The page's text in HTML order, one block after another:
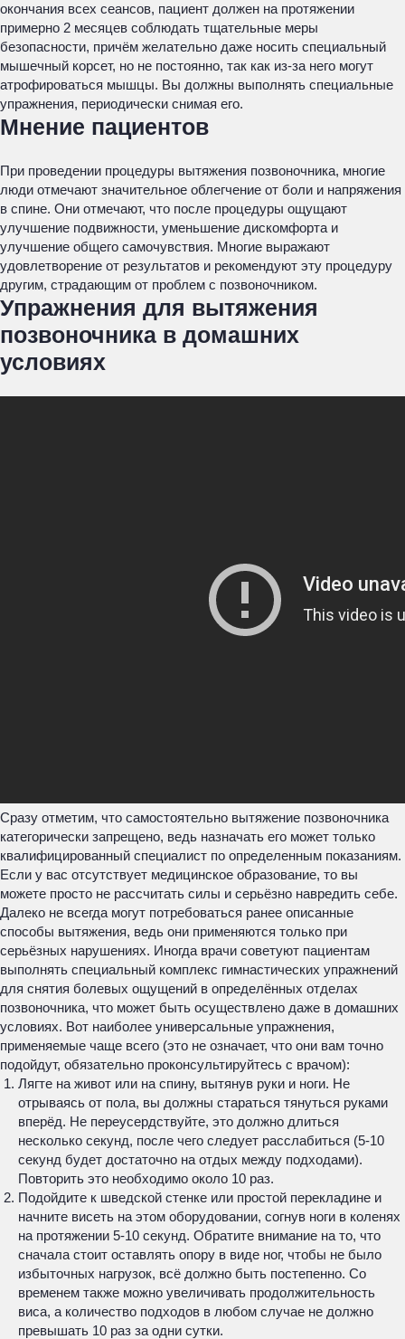
окончания всех сеансов, пациент должен на протяжении
примерно 2 месяцев соблюдать тщательные меры
безопасности, причём желательно даже носить специальный
мышечный корсет, но не постоянно, так как из-за него могут
атрофироваться мышцы. Вы должны выполнять специальные
упражнения, периодически снимая его.
Мнение пациентов
При проведении процедуры вытяжения позвоночника, многие
люди отмечают значительное облегчение от боли и напряжения
в спине. Они отмечают, что после процедуры ощущают
улучшение подвижности, уменьшение дискомфорта и
улучшение общего самочувствия. Многие выражают
удовлетворение от результатов и рекомендуют эту процедуру
другим, страдающим от проблем с позвоночником.
Упражнения для вытяжения
позвоночника в домашних
условиях
Сразу отметим, что самостоятельно вытяжение позвоночника
категорически запрещено, ведь назначать его может только
квалифицированный специалист по определенным показаниям.
Если у вас отсутствует медицинское образование, то вы
можете просто не рассчитать силы и серьёзно навредить себе.
Далеко не всегда могут потребоваться ранее описанные
способы вытяжения, ведь они применяются только при
серьёзных нарушениях. Иногда врачи советуют пациентам
выполнять специальный комплекс гимнастических упражнений
для снятия болевых ощущений в определённых отделах
позвоночника, что может быть осуществлено даже в домашних
условиях. Вот наиболее универсальные упражнения,
применяемые чаще всего (это не означает, что они вам точно
подойдут, обязательно проконсультируйтесь с врачом):
Лягте на живот или на спину, вытянув руки и ноги. Не
отрываясь от пола, вы должны стараться тянуться руками
вперёд. Не переусердствуйте, это должно длиться
несколько секунд, после чего следует расслабиться (5-10
секунд будет достаточно на отдых между подходами).
Повторить это необходимо около 10 раз.
Подойдите к шведской стенке или простой перекладине и
начните висеть на этом оборудовании, согнув ноги в коленях
на протяжении 5-10 секунд. Обратите внимание на то, что
сначала стоит оставлять опору в виде ног, чтобы не было
избыточных нагрузок, всё должно быть постепенно. Со
временем также можно увеличивать продолжительность
виса, а количество подходов в любом случае не должно
превышать 10 раз за одни сутки.